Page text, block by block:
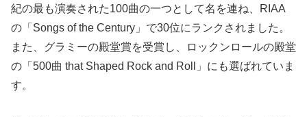
紀の最も演奏された100曲の一つとして名を連ね、RIAA
の「Songs of the Century」で30位にランクされました。
また、グラミーの殿堂賞を受賞し、ロックンロールの殿堂
の「500曲 that Shaped Rock and Roll」にも選ばれていま
す​​。